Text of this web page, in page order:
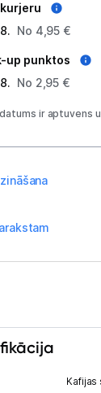
kopšana
un atpūta
No 4,95 €
up punktos
No 2,95 €
ir aptuvens
Kafijas